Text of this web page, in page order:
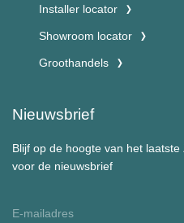
Installer locator
Showroom locator
Groothandels
Nieuwsbrief
Blijf op de hoogte van het
voor de nieuwsbrief